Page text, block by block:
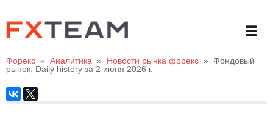
Форекс » Аналитика » Новости рынка форекс » Фондовый
рынок, Daily history за 2 июня 2026 г.